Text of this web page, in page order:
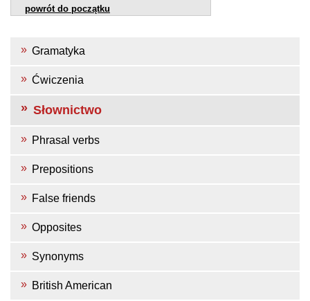
powrót do początku
Gramatyka
Ćwiczenia
Słownictwo
Phrasal verbs
Prepositions
False friends
Opposites
Synonyms
British American